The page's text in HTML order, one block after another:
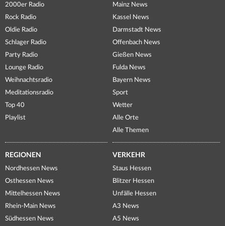
2000er Radio
Rock Radio
Oldie Radio
Schlager Radio
Party Radio
Lounge Radio
Weihnachtsradio
Meditationsradio
Top 40
Playlist
Mainz News
Kassel News
Darmstadt News
Offenbach News
Gießen News
Fulda News
Bayern News
Sport
Wetter
Alle Orte
Alle Themen
REGIONEN
Nordhessen News
Osthessen News
Mittelhessen News
Rhein-Main News
Südhessen News
VERKEHR
Staus Hessen
Blitzer Hessen
Unfälle Hessen
A3 News
A5 News